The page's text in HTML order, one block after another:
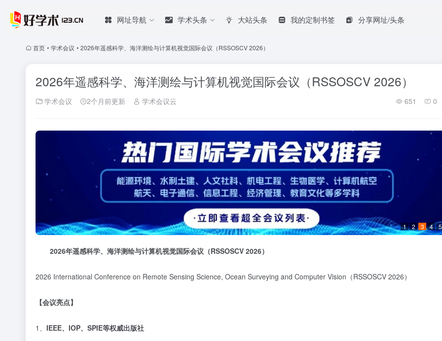
网址导航 学术头条 大站头条 我的定制书签 分享网址/头条
首页 • 学术会议 • 2026年遥感科学、海洋测绘与计算机视觉国际会议（RSSOSCV 2026）
2026年遥感科学、海洋测绘与计算机视觉国际会议（RSSOSCV 2026）
学术会议 2个月前更新 学术会议云 651 0
1 2 3 4 5
2026年遥感科学、海洋测绘与计算机视觉国际会议 （RSSOSCV 2026）
2026 International Conference on Remote Sensing Science, Ocean Surveying and Computer Vision（RSSOSCV 2026）
【会议亮点】
1、 IEEE、 IOP、 SPIE等权威出版社